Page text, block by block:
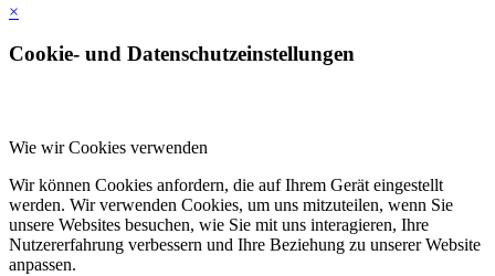
×
Cookie- und Datenschutzeinstellungen
Wie wir Cookies verwenden
Wir können Cookies anfordern, die auf Ihrem Gerät eingestellt
werden. Wir verwenden Cookies, um uns mitzuteilen, wenn Sie
unsere Websites besuchen, wie Sie mit uns interagieren, Ihre
Nutzererfahrung verbessern und Ihre Beziehung zu unserer Website
anpassen.